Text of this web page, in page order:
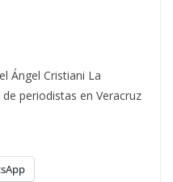
Ángel Cristiani La
periodistas en Veracruz